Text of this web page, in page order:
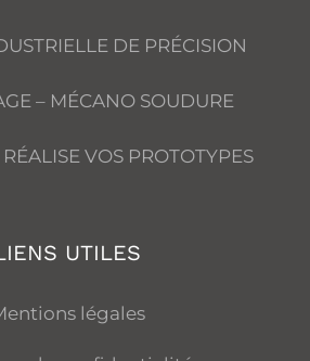
DE PRÉCISION
– MÉCANO SOUDURE
VOS PROTOTYPES
UTILES
légales